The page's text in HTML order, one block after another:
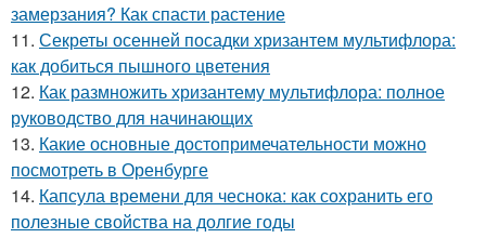
замерзания? Как спасти растение
11. Секреты осенней посадки хризантем мультифлора:
как добиться пышного цветения
12. Как размножить хризантему мультифлора: полное
руководство для начинающих
13. Какие основные достопримечательности можно
посмотреть в Оренбурге
14. Капсула времени для чеснока: как сохранить его
полезные свойства на долгие годы